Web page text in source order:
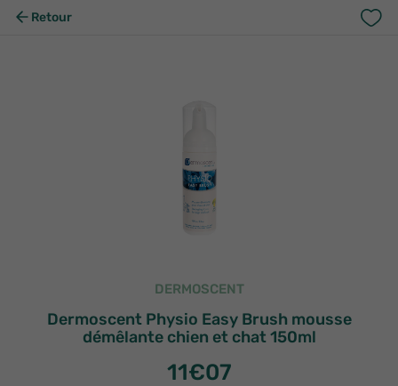
Retour
DERMOSCENT
Dermoscent Physio Easy Brush mousse
démêlante chien et chat 150ml
11€07